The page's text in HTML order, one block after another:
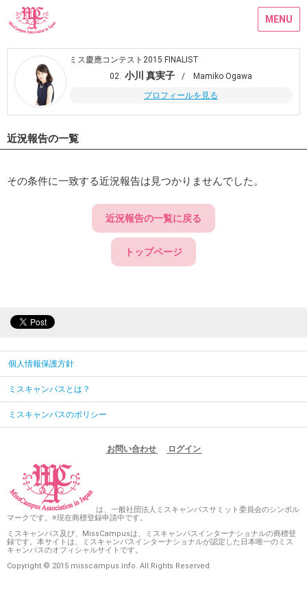
MENU
ミス慶應コンテスト2015 FINALIST
02. 小川 真実子
/ Mamiko Ogawa
プロフィールを見る
近況報告の一覧
その条件に一致する近況報告は見つかりませんでした。
近況報告の一覧に戻る
トップページ
個人情報保護方針
ミスキャンパスとは？
ミスキャンパスのポリシー
お問い合わせ ログイン
は、一般社団法人ミスキャンパスサミット委員会のシンボル
マークです。※現在商標登録申請中です。
ミスキャンパス及び、MissCampusは、ミスキャンパスインターナショナルの商標登
録です。本サイトは、ミスキャンパスインターナショナルが認定した日本唯一のミス
キャンパスのオフィシャルサイトです。
Copyright © 2015 misscampus.info. All Rights Reserved